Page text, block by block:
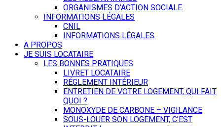
ORGANISMES D’ACTION SOCIALE
INFORMATIONS LÉGALES
CNIL
INFORMATIONS LÉGALES
A PROPOS
JE SUIS LOCATAIRE
LES BONNES PRATIQUES
LIVRET LOCATAIRE
RÉGLEMENT INTÉRIEUR
ENTRETIEN DE VOTRE LOGEMENT, QUI FAIT
QUOI ?
MONOXYDE DE CARBONE – VIGILANCE
SOUS-LOUER SON LOGEMENT, C’EST